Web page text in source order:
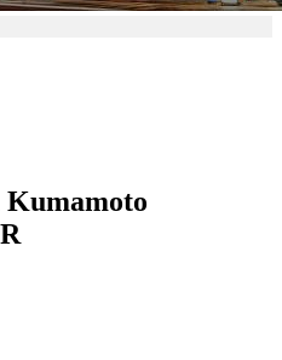
Kumamoto